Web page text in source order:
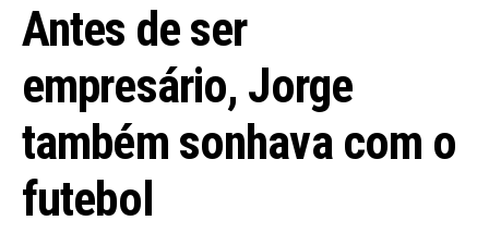
Antes de ser
empresário, Jorge
também sonhava com o
futebol